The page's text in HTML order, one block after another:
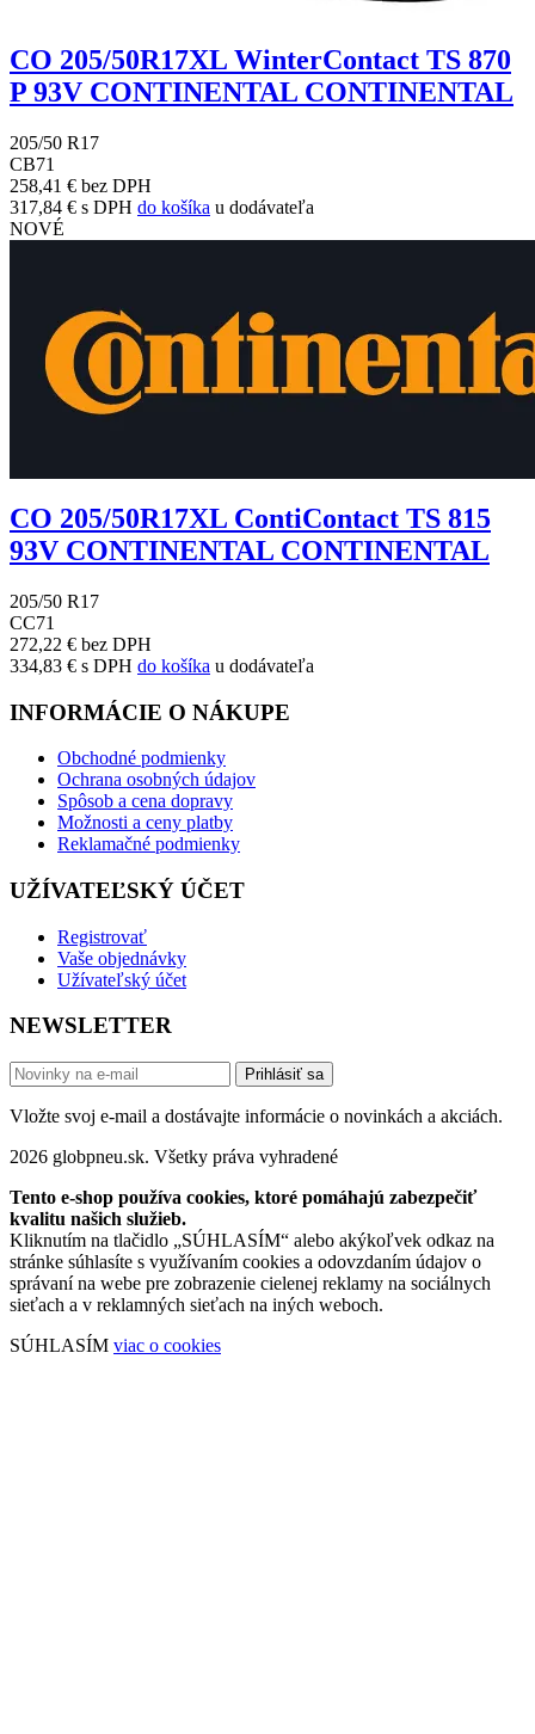
CO 205/50R17XL WinterContact TS 870
P 93V CONTINENTAL CONTINENTAL
205/50 R17
CB71
258,41 € bez DPH
317,84 € s DPH do košíka u dodávateľa
NOVÉ
CO 205/50R17XL ContiContact TS 815
93V CONTINENTAL CONTINENTAL
205/50 R17
CC71
272,22 € bez DPH
334,83 € s DPH do košíka u dodávateľa
INFORMÁCIE O NÁKUPE
Obchodné podmienky
Ochrana osobných údajov
Spôsob a cena dopravy
Možnosti a ceny platby
Reklamačné podmienky
UŽÍVATEĽSKÝ ÚČET
Registrovať
Vaše objednávky
Užívateľský účet
NEWSLETTER
Prihlásiť sa
Vložte svoj e-mail a dostávajte informácie o novinkách a akciách.
2026 globpneu.sk. Všetky práva vyhradené
Tento e-shop používa cookies, ktoré pomáhajú zabezpečiť
kvalitu našich služieb.
Kliknutím na tlačidlo „SÚHLASÍM“ alebo akýkoľvek odkaz na
stránke súhlasíte s využívaním cookies a odovzdaním údajov o
správaní na webe pre zobrazenie cielenej reklamy na sociálnych
sieťach a v reklamných sieťach na iných weboch.
SÚHLASÍM viac o cookies